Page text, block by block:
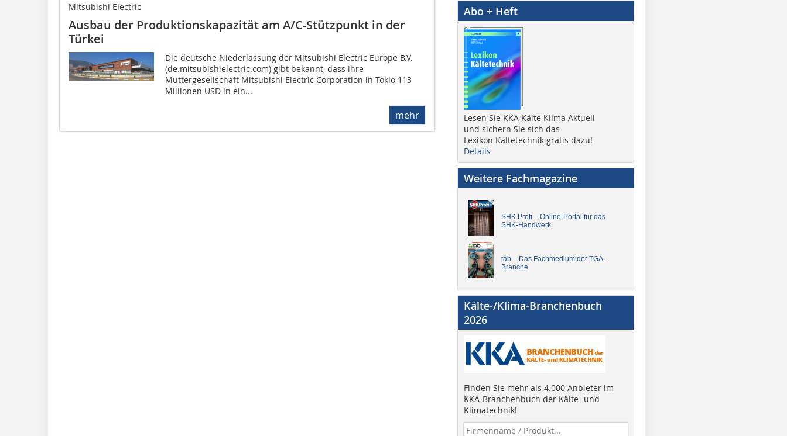
Mitsubishi Electric
Ausbau der Produktions­kapazität am A/C-Stützpunkt in der
Türkei
Die deutsche Niederlassung der Mitsubishi Electric Europe B.V.
(de.mitsubishielectric.com) gibt bekannt, dass ihre
Muttergesellschaft Mitsubishi Electric Corporation in Tokio 113
Millionen USD in ein...
mehr
Abo + Heft
Lesen Sie KKA Kälte Klima Aktuell
und sichern Sie sich das
Lexikon Kältetechnik gratis dazu!
Details
Weitere Fachmagazine
SHK Profi – Online-Portal für das
SHK-Handwerk
tab – Das Fachmedium der TGA-
Branche
Kälte-/Klima-Branchenbuch
2026
Finden Sie mehr als 4.000 Anbieter im
KKA-Branchenbuch der Kälte- und
Klimatechnik!